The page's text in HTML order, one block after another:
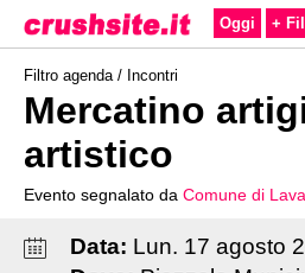
Oggi +
Filtro agenda / Incontri
Mercatino
artistico
Evento segnalato da Comune di
Data: Lun. 17 agosto